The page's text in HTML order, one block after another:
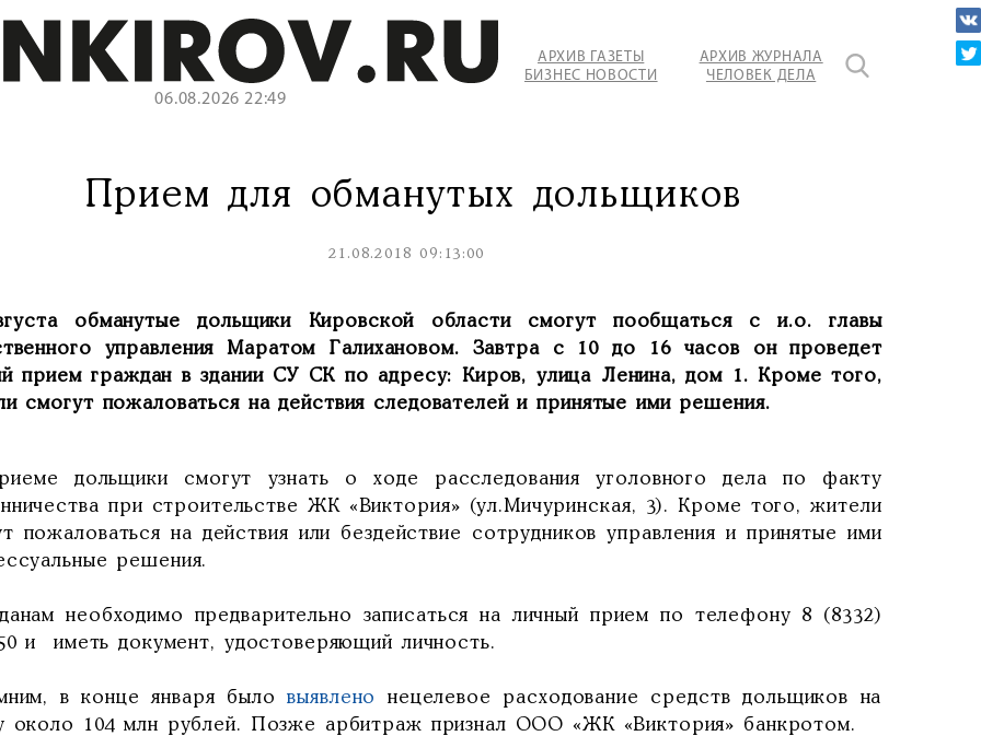
06.08.2026 22:49
АРХИВ ГАЗЕТЫ
БИЗНЕС НОВОСТИ
АРХИВ ЖУРНАЛА
ЧЕЛОВЕК ДЕЛА
Прием для обманутых дольщиков‍
21.08.2018 09:13:00
обманутые дольщики Кировской области смогут пообщаться с и.о. главы
управления Маратом Галихановом. Завтра с 10 до 16 часов он проведет
прием граждан в здании СУ СК по адресу: Киров, улица Ленина, дом 1. Кроме того,
смогут пожаловаться на действия следователей и принятые ими решения.
дольщики смогут узнать о ходе расследования уголовного дела по факту
при строительстве ЖК «Виктория» (ул.Мичуринская, 3). Кроме того, жители
пожаловаться на действия или бездействие сотрудников управления и принятые ими
решения.
необходимо предварительно записаться на личный прием по телефону 8 (8332)
и иметь документ, удостоверяющий личность.
в конце января быловыявлено нецелевое расходование средств дольщиков на
около 104 млн рублей. Позже арбитраж признал ООО «ЖК «Виктория» банкротом.